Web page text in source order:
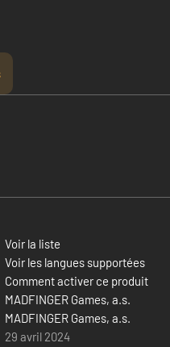
Voir la liste
Voir les langues supportées
Comment activer ce produit
MADFINGER Games, a.s.
MADFINGER Games, a.s.
29 avril 2024